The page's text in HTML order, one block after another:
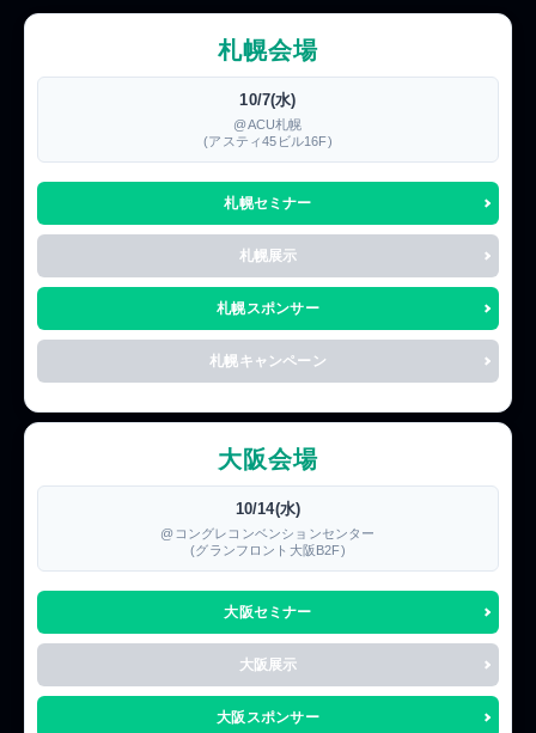
札幌会場
10/7(水)
@ACU札幌
(アスティ45ビル16F)
札幌セミナー
札幌展示
札幌スポンサー
札幌キャンペーン
大阪会場
10/14(水)
@コングレコンベンションセンター
(グランフロント大阪B2F)
大阪セミナー
大阪展示
大阪スポンサー